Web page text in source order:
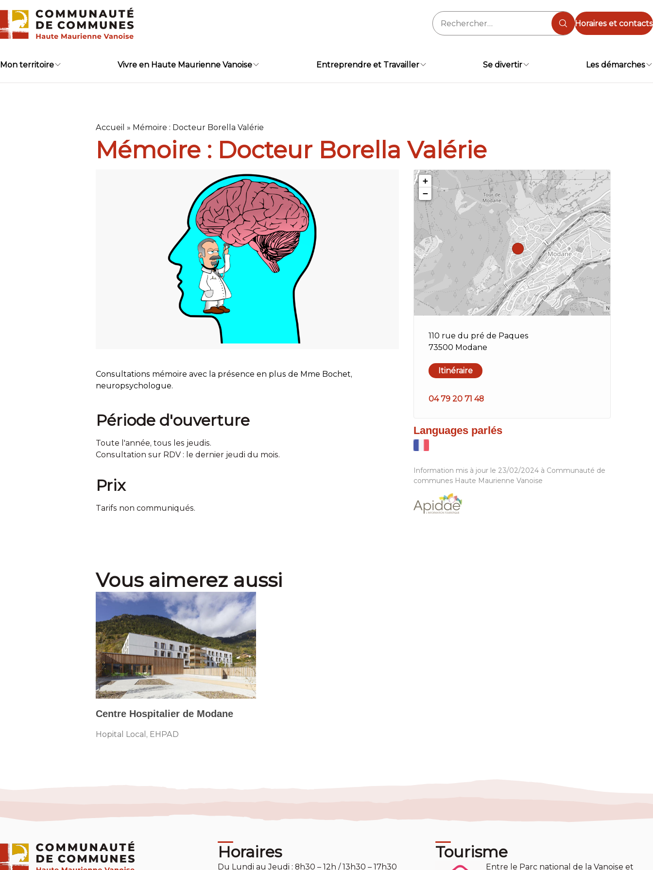
content
Rechercher :
Horaires et contacts
Mon territoire Vivre en Haute Maurienne Vanoise Entreprendre et Travailler Se divertir Les démarches
Accueil » Mémoire : Docteur Borella Valérie
Mémoire : Docteur Borella Valérie
Consultations mémoire avec la présence en plus de Mme Bochet,
neuropsychologue.
Période d'ouverture
Toute l'année, tous les jeudis.
Consultation sur RDV : le dernier jeudi du mois.
Prix
Tarifs non communiqués.
+
−
110 rue du pré de Paques
73500 Modane
Itinéraire
04 79 20 71 48
Languages parlés
Information mis à jour le 23/02/2024 à Communauté de
communes Haute Maurienne Vanoise
Vous aimerez aussi
Centre Hospitalier de Modane
Hopital Local, EHPAD
Horaires
Du Lundi au Jeudi : 8h30 – 12h / 13h30 – 17h30
Tourisme
Entre le Parc national de la Vanoise et